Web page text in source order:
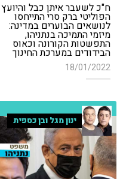
ח"כ לשעבר איתן כבל והיועץ
הפוליטי ברק סרי התייחסו
לנושאים הבוערים במדינה:
מיזמי התמיכה בנתניהו,
התפשטות הקורונה וכאוס
הבידודים במערכת החינוך
18/01/2022
ינון מגל ובן כספית